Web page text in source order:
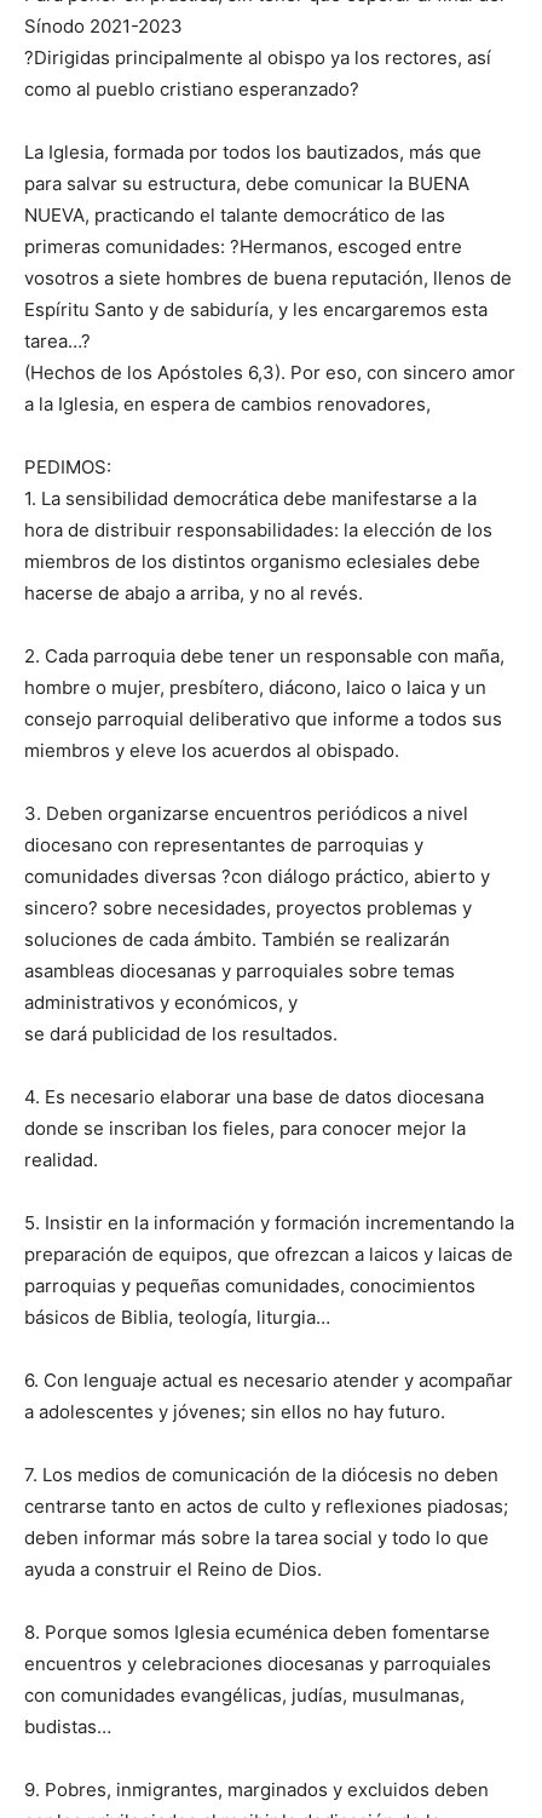
Sínodo 2021-2023
?Dirigidas principalmente al obispo ya los rectores, así
como al pueblo cristiano esperanzado?
La Iglesia, formada por todos los bautizados, más que
para salvar su estructura, debe comunicar la BUENA
NUEVA, practicando el talante democrático de las
primeras comunidades: ?Hermanos, escoged entre
vosotros a siete hombres de buena reputación, llenos de
Espíritu Santo y de sabiduría, y les encargaremos esta
tarea…?
(Hechos de los Apóstoles 6,3). Por eso, con sincero amor
a la Iglesia, en espera de cambios renovadores,
PEDIMOS:
1. La sensibilidad democrática debe manifestarse a la
hora de distribuir responsabilidades: la elección de los
miembros de los distintos organismo eclesiales debe
hacerse de abajo a arriba, y no al revés.
2. Cada parroquia debe tener un responsable con maña,
hombre o mujer, presbítero, diácono, laico o laica y un
consejo parroquial deliberativo que informe a todos sus
miembros y eleve los acuerdos al obispado.
3. Deben organizarse encuentros periódicos a nivel
diocesano con representantes de parroquias y
comunidades diversas ?con diálogo práctico, abierto y
sincero? sobre necesidades, proyectos problemas y
soluciones de cada ámbito. También se realizarán
asambleas diocesanas y parroquiales sobre temas
administrativos y económicos, y
se dará publicidad de los resultados.
4. Es necesario elaborar una base de datos diocesana
donde se inscriban los fieles, para conocer mejor la
realidad.
5. Insistir en la información y formación incrementando la
preparación de equipos, que ofrezcan a laicos y laicas de
parroquias y pequeñas comunidades, conocimientos
básicos de Biblia, teología, liturgia…
6. Con lenguaje actual es necesario atender y acompañar
a adolescentes y jóvenes; sin ellos no hay futuro.
7. Los medios de comunicación de la diócesis no deben
centrarse tanto en actos de culto y reflexiones piadosas;
deben informar más sobre la tarea social y todo lo que
ayuda a construir el Reino de Dios.
8. Porque somos Iglesia ecuménica deben fomentarse
encuentros y celebraciones diocesanas y parroquiales
con comunidades evangélicas, judías, musulmanas,
budistas…
9. Pobres, inmigrantes, marginados y excluidos deben